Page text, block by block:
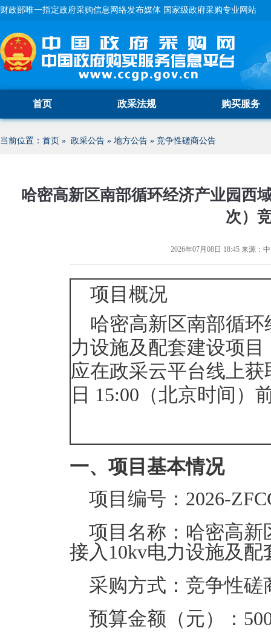
财政部唯一指定政府采购信息网络发布媒体 国家级政府采购专业网站
首页 政采法规 购买服务
当前位置： 首页 » 政采公告 » 地方公告 » 竞争性磋商公告
哈密高新区南部循环经济产业园西
次）
2026年07月08日 18:45 来源：
项目概况
哈密高新区南部循
力设施及配套建设项目
应在政采云平台线上获
日 15:00 （北京时间）
一、项目基本情况
项目编号： 2026-
项目名称： 哈密高新
接入10kv电力设施及
采购方式：竞争性磋
预算金额（元）：